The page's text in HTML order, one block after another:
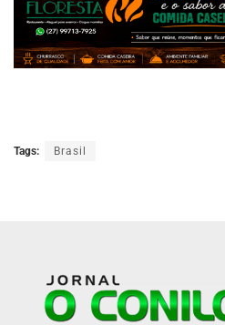
Tags: Brasil